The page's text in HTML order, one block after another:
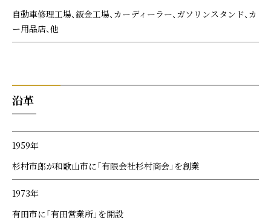
自動車修理工場、鈑金工場、カーディーラー、ガソリンスタンド、カ
ー用品店、他
沿革
1959年
杉村市郎が和歌山市に「有限会社杉村商会」を創業
1973年
有田市に「有田営業所」を開設